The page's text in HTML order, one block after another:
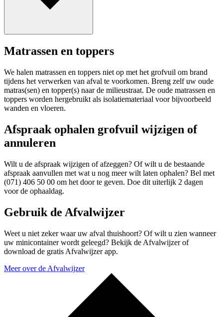
Matrassen en toppers
We halen matrassen en toppers niet op met het grofvuil om brand
tijdens het verwerken van afval te voorkomen. Breng zelf uw oude
matras(sen) en topper(s) naar de milieustraat. De oude matrassen en
toppers worden hergebruikt als isolatiemateriaal voor bijvoorbeeld
wanden en vloeren.
Afspraak ophalen grofvuil wijzigen of
annuleren
Wilt u de afspraak wijzigen of afzeggen? Of wilt u de bestaande
afspraak aanvullen met wat u nog meer wilt laten ophalen? Bel met
(071) 406 50 00 om het door te geven. Doe dit uiterlijk 2 dagen
voor de ophaaldag.
Gebruik de Afvalwijzer
Weet u niet zeker waar uw afval thuishoort? Of wilt u zien wanneer
uw minicontainer wordt geleegd? Bekijk de Afvalwijzer of
download de gratis Afvalwijzer app.
Meer over de Afvalwijzer